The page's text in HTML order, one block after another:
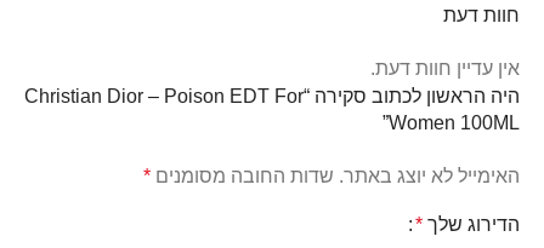
חוות דעת
אין עדיין חוות דעת.
היה הראשון לכתוב סקירה “Christian Dior – Poison EDT For
Women 100ML”
האימייל לא יוצג באתר. שדות החובה מסומנים *
הדירוג שלך *